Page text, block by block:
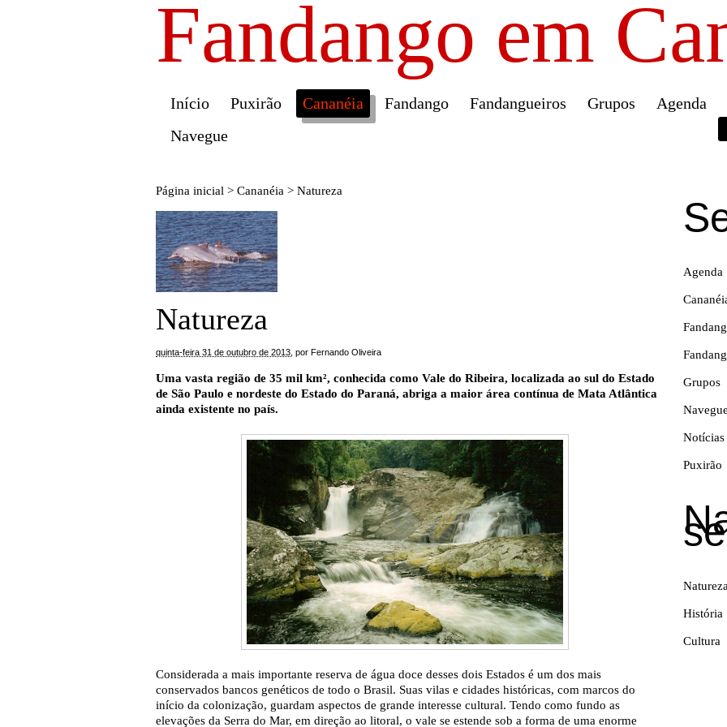
Fandango em
Início Puxirão Cananéia Fandango Fandangueiros Grupos
Agenda
Navegue
Página inicial > Cananéia > Natureza
Natureza
quinta-feira 31 de outubro de 2013 por Fernando Oliveira
Uma vasta região de 35 mil km², conhecida como Vale do Ribeira, localizada ao sul do Estado
de São Paulo e nordeste do Estado do Paraná, abriga a maior área contínua de Mata Atlântica
ainda existente no país.
Considerada a mais importante reserva de água doce desses dois Estados é um dos mais
conservados bancos genéticos de todo o Brasil. Suas vilas e cidades históricas, com marcos do
início da colonização, guardam aspectos de grande interesse cultural. Tendo como fundo as
elevações da Serra do Mar, em direção ao litoral, o vale se estende sob a forma de uma enorme
Agenda
Grupos
Navegue
Notícias
Puxirão
Natureza
História
Cultura